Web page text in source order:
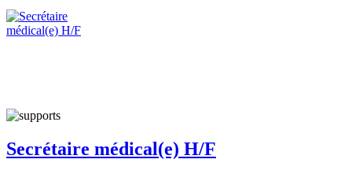
médical(e)
en
Secrétaire médical(e) H/F